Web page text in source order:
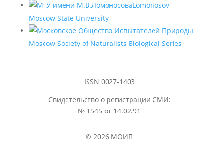
Lomonosov
Moscow State University
Moscow Society of Naturalists Biological Series
ISSN 0027-1403
Свидетельство о регистрации СМИ:
№ 1545 от 14.02.91
© 2026 МОИП